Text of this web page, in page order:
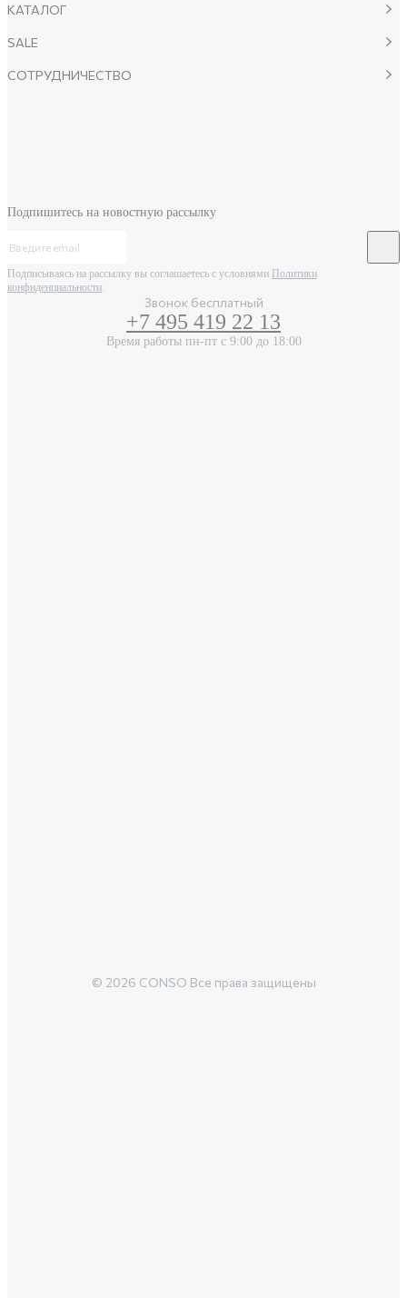
КАТАЛОГ
SALE
СОТРУДНИЧЕСТВО
Звонок бесплатный
+7 495 419 22 13
Время работы пн-пт с 9:00 до 18:00
Подпишитесь на новостную рассылку
Подписываясь на рассылку вы соглашаетесь с условиями Политики
конфиденциальности.
© 2026 CONSO Все права защищены